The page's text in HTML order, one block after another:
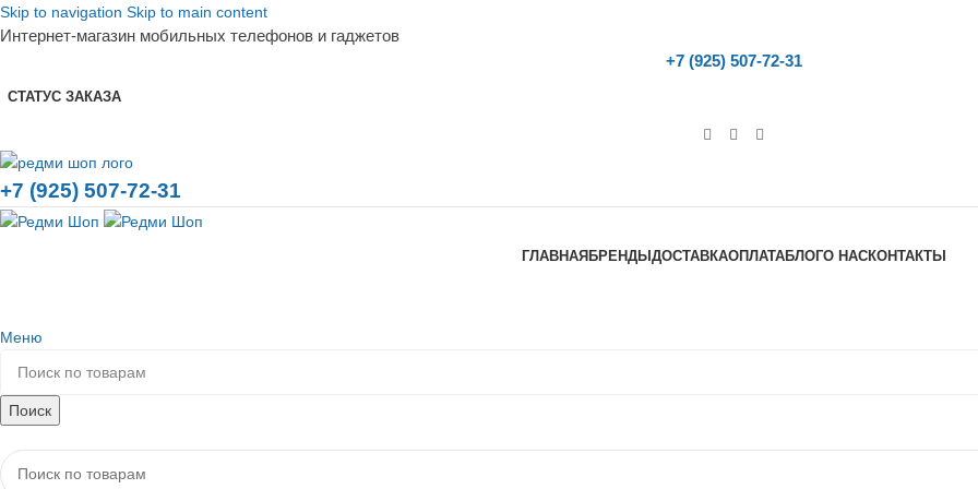
Skip to navigation Skip to main content
Интернет-магазин мобильных телефонов и гаджетов
+7 (925) 507-72-31
СТАТУС ЗАКАЗА
+7 (925) 507-72-31
ГЛАВНАЯБРЕНДЫДОСТАВКАОПЛАТАБЛОГО НАСКОНТАКТЫ
Меню
Поиск